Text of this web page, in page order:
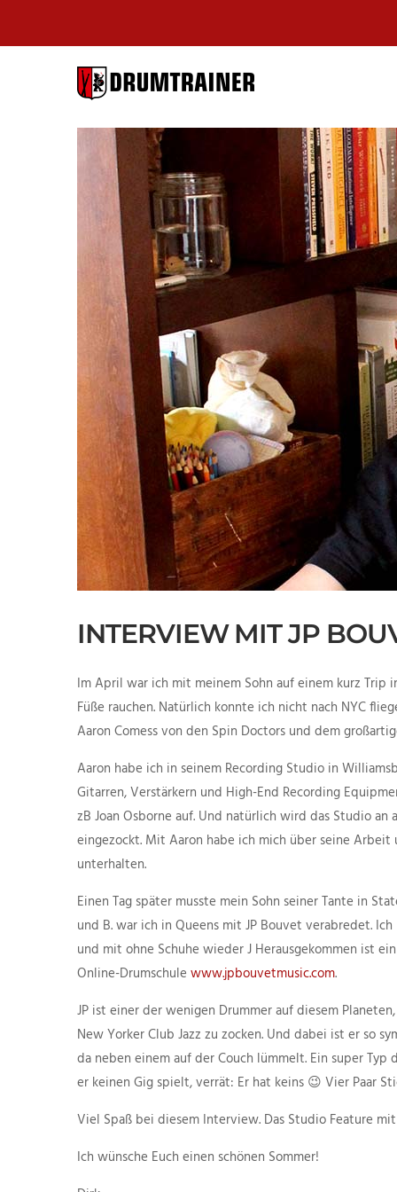
BERLIN
INTERVIEW MIT JP
Im April war ich mit meinem Sohn auf einem kurz Trip
Füße rauchen. Natürlich konnte ich nicht nach NYC
Aaron Comess von den Spin Doctors und dem
Aaron habe ich in seinem Recording Studio in
Gitarren, Verstärkern und High-End Recording
zB Joan Osborne auf. Und natürlich wird das Studio
eingezockt. Mit Aaron habe ich mich über seine Arbeit
unterhalten.
Einen Tag später musste mein Sohn seiner Tante in
und B. war ich in Queens mit JP Bouvet verabredet.
und mit ohne Schuhe wieder J Herausgekommen ist
Online-Drumschule www.jpbouvetmusic.com.
JP ist einer der wenigen Drummer auf diesem
New Yorker Club Jazz zu zocken. Und dabei ist er so
da neben einem auf der Couch lümmelt. Ein super
er keinen Gig spielt, verrät: Er hat keins 😉 Vier Paar
Viel Spaß bei diesem Interview. Das Studio Feature
Ich wünsche Euch einen schönen Sommer!